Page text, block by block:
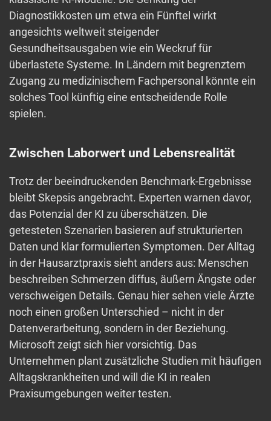
Diagnostikkosten um etwa ein Fünftel wirkt
angesichts weltweit steigender
Gesundheitsausgaben wie ein Weckruf für
überlastete Systeme. In Ländern mit begrenztem
Zugang zu medizinischem Fachpersonal könnte ein
solches Tool künftig eine entscheidende Rolle
spielen.
Zwischen Laborwert und Lebensrealität
Trotz der beeindruckenden Benchmark-Ergebnisse
bleibt Skepsis angebracht. Experten warnen davor,
das Potenzial der KI zu überschätzen. Die
getesteten Szenarien basieren auf strukturierten
Daten und klar formulierten Symptomen. Der Alltag
in der Hausarztpraxis sieht anders aus: Menschen
beschreiben Schmerzen diffus, äußern Ängste oder
verschweigen Details. Genau hier sehen viele Ärzte
noch einen großen Unterschied – nicht in der
Datenverarbeitung, sondern in der Beziehung.
Microsoft zeigt sich hier vorsichtig. Das
Unternehmen plant zusätzliche Studien mit häufigen
Alltagskrankheiten und will die KI in realen
Praxisumgebungen weiter testen.